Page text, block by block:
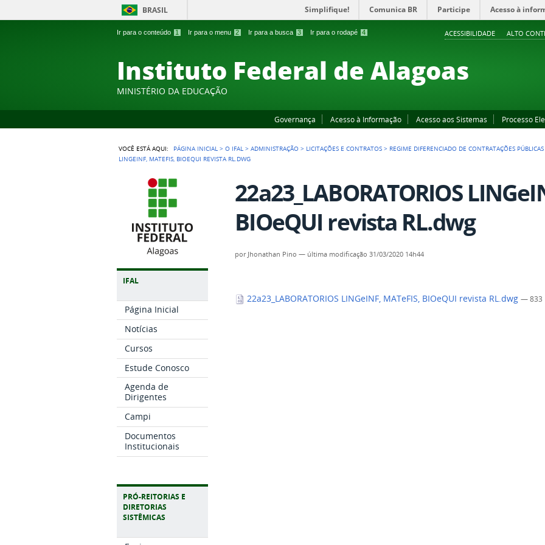
Ir para o conteúdo 1 Ir para o menu 2 Ir para a busca 3 Ir para o rodapé 4 ACESSIBILIDADE ALTO
BRASIL Simplifique! Comunica BR Participe Acesso à
Instituto Federal de Alagoas
MINISTÉRIO DA EDUCAÇÃO
Governança Acesso à Informação Acesso aos Sistemas Processo
VOCÊ ESTÁ AQUI: PÁGINA INICIAL >O IFAL >ADMINISTRAÇÃO > LICITAÇÕES E CONTRATOS > REGIME DIFERENCIADO DE CONTRATAÇÕES
LINGEINF, MATEFIS, BIOEQUI REVISTA RL.DWG
IFAL
Página Inicial
Notícias
Cursos
Estude Conosco
Agenda de
Dirigentes
Campi
Documentos
Institucionais
PRÓ-REITORIAS E
DIRETORIAS
SISTÊMICAS
22a23_LABORATORIOS
BIOeQUI revista RL.dwg
por Jhonathan Pino — última modificação 31/03/2020 14h44
22a23_LABORATORIOS LINGeINF, MATeFIS, BIOeQUI revista RL.dwg— 833